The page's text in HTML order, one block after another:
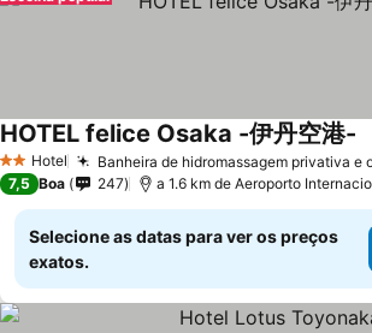
2 Estrelas
Hotel Banheira de hidromassagem privativa e
HOTEL felice Osaka -伊丹空港-
7,5 Boa 247 a 1.6 km de Aeroporto
Selecione as datas para ver os preços
exatos.